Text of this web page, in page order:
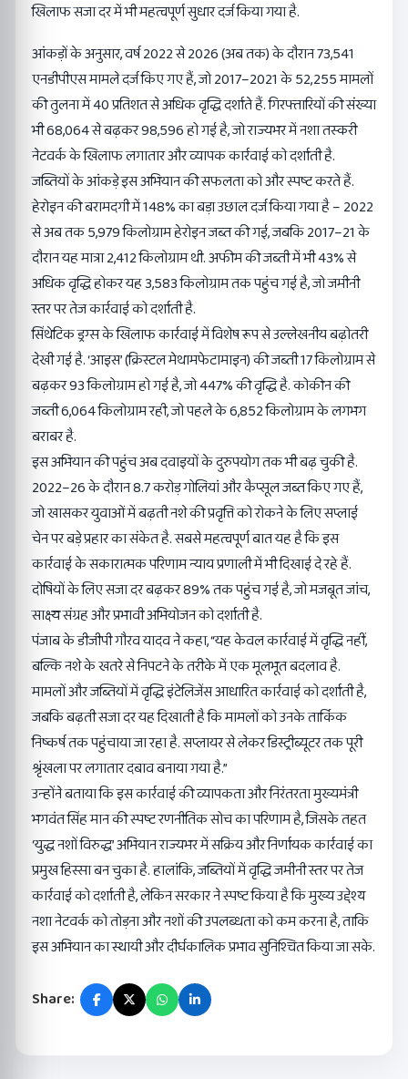
खिलाफ सजा दर में भी महत्वपूर्ण सुधार दर्ज किया गया है.
आंकड़ों के अनुसार, वर्ष 2022 से 2026 (अब तक) के दौरान 73,541
एनडीपीएस मामले दर्ज किए गए हैं, जो 2017–2021 के 52,255 मामलों
की तुलना में 40 प्रतिशत से अधिक वृद्धि दर्शाते हैं. गिरफ्तारियों की संख्या
भी 68,064 से बढ़कर 98,596 हो गई है, जो राज्यभर में नशा तस्करी
नेटवर्क के खिलाफ लगातार और व्यापक कार्रवाई को दर्शाती है.
जब्तियों के आंकड़े इस अभियान की सफलता को और स्पष्ट करते हैं.
हेरोइन की बरामदगी में 148% का बड़ा उछाल दर्ज किया गया है – 2022
से अब तक 5,979 किलोग्राम हेरोइन जब्त की गई, जबकि 2017–21 के
दौरान यह मात्रा 2,412 किलोग्राम थी. अफीम की जब्ती में भी 43% से
अधिक वृद्धि होकर यह 3,583 किलोग्राम तक पहुंच गई है, जो जमीनी
स्तर पर तेज कार्रवाई को दर्शाती है.
सिंथेटिक ड्रग्स के खिलाफ कार्रवाई में विशेष रूप से उल्लेखनीय बढ़ोतरी
देखी गई है. ‘आइस’ (क्रिस्टल मेथामफेटामाइन) की जब्ती 17 किलोग्राम से
बढ़कर 93 किलोग्राम हो गई है, जो 447% की वृद्धि है. कोकीन की
जब्ती 6,064 किलोग्राम रही, जो पहले के 6,852 किलोग्राम के लगभग
बराबर है.
इस अभियान की पहुंच अब दवाइयों के दुरुपयोग तक भी बढ़ चुकी है.
2022–26 के दौरान 8.7 करोड़ गोलियां और कैप्सूल जब्त किए गए हैं,
जो खासकर युवाओं में बढ़ती नशे की प्रवृत्ति को रोकने के लिए सप्लाई
चेन पर बड़े प्रहार का संकेत है. सबसे महत्वपूर्ण बात यह है कि इस
कार्रवाई के सकारात्मक परिणाम न्याय प्रणाली में भी दिखाई दे रहे हैं.
दोषियों के लिए सजा दर बढ़कर 89% तक पहुंच गई है, जो मजबूत जांच,
साक्ष्य संग्रह और प्रभावी अभियोजन को दर्शाती है.
पंजाब के डीजीपी गौरव यादव ने कहा, “यह केवल कार्रवाई में वृद्धि नहीं,
बल्कि नशे के खतरे से निपटने के तरीके में एक मूलभूत बदलाव है.
मामलों और जब्तियों में वृद्धि इंटेलिजेंस आधारित कार्रवाई को दर्शाती है,
जबकि बढ़ती सजा दर यह दिखाती है कि मामलों को उनके तार्किक
निष्कर्ष तक पहुंचाया जा रहा है. सप्लायर से लेकर डिस्ट्रीब्यूटर तक पूरी
श्रृंखला पर लगातार दबाव बनाया गया है.”
उन्होंने बताया कि इस कार्रवाई की व्यापकता और निरंतरता मुख्यमंत्री
भगवंत सिंह मान की स्पष्ट रणनीतिक सोच का परिणाम है, जिसके तहत
‘युद्ध नशों विरुद्ध’ अभियान राज्यभर में सक्रिय और निर्णायक कार्रवाई का
प्रमुख हिस्सा बन चुका है. हालांकि, जब्तियों में वृद्धि जमीनी स्तर पर तेज
कार्रवाई को दर्शाती है, लेकिन सरकार ने स्पष्ट किया है कि मुख्य उद्देश्य
नशा नेटवर्क को तोड़ना और नशों की उपलब्धता को कम करना है, ताकि
इस अभियान का स्थायी और दीर्घकालिक प्रभाव सुनिश्चित किया जा सके.
Share: